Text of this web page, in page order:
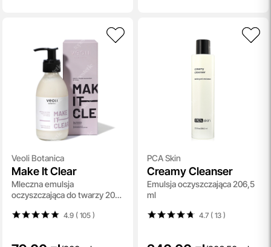
Veoli Botanica
Make It Clear
Mleczna emulsja
oczyszczająca do twarzy 200
4.9 ( 105)
PCA Skin
Creamy Cleanser
Emulsja oczyszczająca 206,5
ml
4.7 ( 13)